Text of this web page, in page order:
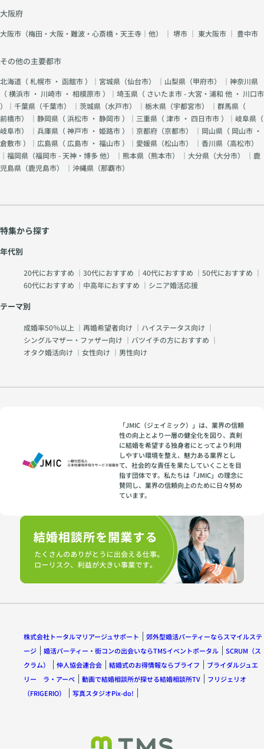
大阪府
大阪市（梅田・大阪・難波・心斎橋・天王寺｜他） 堺市 東大阪市 豊中市
その他の主要都市
北海道（札幌市 ・ 函館市）｜宮城県（仙台市） ｜山梨県（甲府市） ｜神奈川県
（横浜市 ・ 川崎市 ・ 相模原市）｜埼玉県（ さいたま市 - 大宮・浦和 他 ・ 川口市
）｜千葉県（千葉市） ｜茨城県（水戸市） ｜栃木県（宇都宮市） ｜群馬県（
前橋市） ｜静岡県（浜松市 ・ 静岡市）｜三重県（津市 ・ 四日市市）｜岐阜県（
岐阜市） ｜兵庫県（神戸市 ・ 姫路市）｜京都府（京都市） ｜岡山県（ 岡山市 ・
倉敷市）｜広島県（広島市 ・ 福山市）｜愛媛県（松山市） ｜香川県（高松市）
｜福岡県（福岡市 - 天神・博多 他） ｜熊本県（熊本市） ｜大分県（大分市） ｜鹿
児島県（鹿児島市） ｜沖縄県（那覇市）
特集から探す
年代別
20代におすすめ 30代におすすめ 40代におすすめ 50代におすすめ
60代におすすめ
中高年におすすめ シニア婚活応援
テーマ別
成婚率50％以上 再婚希望者向け ハイステータス向け
シングルマザー・ファザー向け
バツイチの方におすすめ
オタク婚活向け
女性向け 男性向け
「JMIC（ジェイミック）」は、業界の信頼
性の向上とより一層の健全化を図り、真剣
に結婚を希望する独身者にとってより利用
しやすい環境を整え、魅力ある業界とし
て、社会的な責任を果たしていくことを目
指す団体です。私たちは「JMIC」の理念に
賛同し、業界の信頼向上のために日々努め
ています。
株式会社トータルマリアージュサポート
郊外型婚活パーティーならスマイルステ
ージ
婚活パーティー・街コンの出会いならTMSイベントポータル
SCRUM（ス
クラム）
仲人協会連合会 結婚式のお得情報ならブライフ
ブライダルジュエ
リー ラ・アーペ
動画で結婚相談所が探せる結婚相談所TV
フリジェリオ
（FRIGERIO）
写真スタジオPix-do!